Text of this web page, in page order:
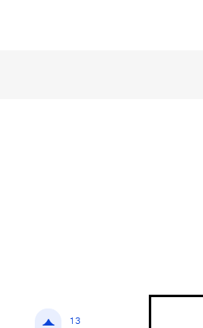
13